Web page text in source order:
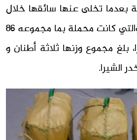
بعدما تخلى عنها سائقها خلال
مطاردة أمنية ليلية والتي كانت محملة بما مجموعه 86
بلغ مجموع وزنها ثلاثة أطنان و